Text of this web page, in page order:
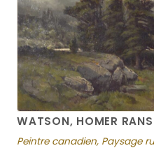
WATSON, HOMER
Peintre canadien, Paysage